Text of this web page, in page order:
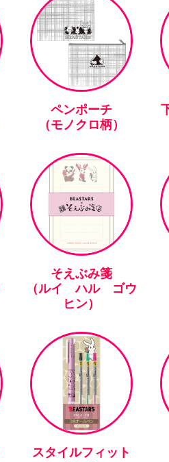
ペンポーチ
（モノクロ柄）
そえぶみ箋
（ルイ ハル ゴウ
ヒン）
スタイルフィット